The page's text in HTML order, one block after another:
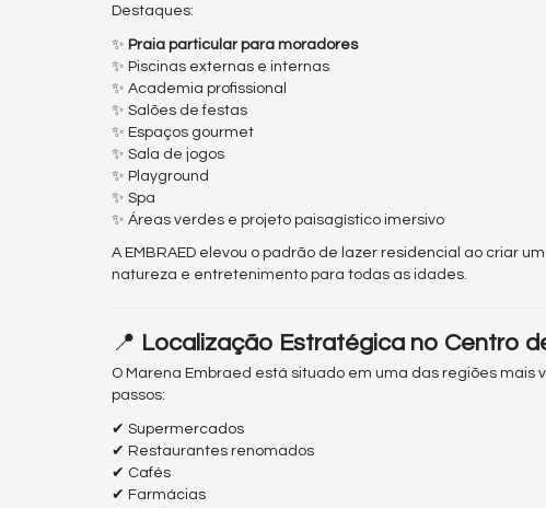
Destaques:
✨ Praia particular para moradores
✨ Piscinas externas e internas
✨ Academia profissional
✨ Salões de festas
✨ Espaços gourmet
✨ Sala de jogos
✨ Playground
✨ Spa
✨ Áreas verdes e projeto paisagístico imersivo
A EMBRAED elevou o padrão de lazer residencial ao criar
natureza e entretenimento para todas as idades.
📍 Localização Estratégica no Centro
O Marena Embraed está situado em uma das regiões mais
passos:
✔ Supermercados
✔ Restaurantes renomados
✔ Cafés
✔ Farmácias